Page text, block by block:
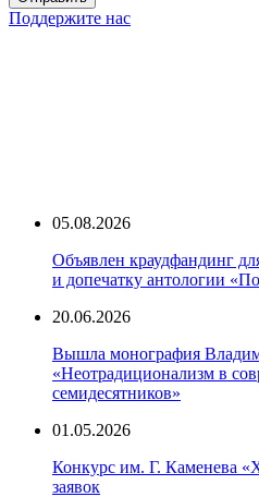
Поддержите нас
05.08.2026
Объявлен краудфандинг
и допечатку антологии
20.06.2026
Вышла монография
«Неотрадиционализм в
семидесятников»
01.05.2026
Конкурс им. Г. Каменева
заявок